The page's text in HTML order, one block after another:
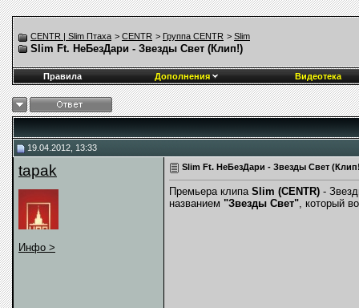
CENTR | Slim Птаха > CENTR > Группа CENTR > Slim
Slim Ft. НеБезДари - Звезды Свет (Клип!)
Правила Дополнения Видеотека
19.04.2012, 13:33
tapak
Инфо >
Slim Ft. НеБезДари - Звезды Свет
Премьера клипа Slim (CENTR) -
названием "Звезды Свет", который